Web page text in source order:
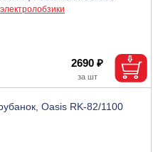
2690 ₽
Oasis RK-82/1100